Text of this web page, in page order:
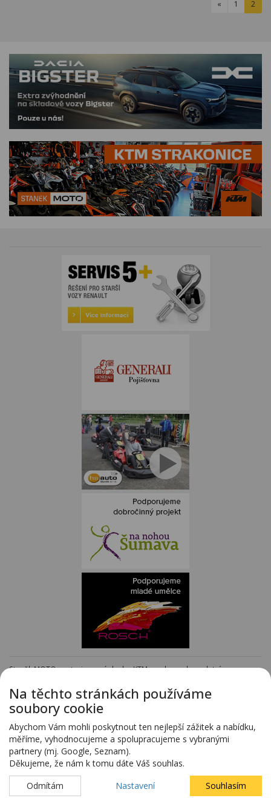
« 1 2
Staněk MOTO - autorizovaný dealer KTM - e-shop s kompletním
Předváděcí vozy - kompletní nabídka na specializovaných stránkách
www.predvadeci-vozy.cz
Vozy 4x4 a vozy SUV - kompletní nabídka na specializovaných stránkách
www.4x4-suv.cz
Firma HS Auto Staněk s.r.o. si vyhrazuje právo změny vyplývající z chyby
zadání.
Na těchto stránkách používáme
soubory cookie
Abychom Vám mohli poskytnout ten nejlepší zážitek a nabídku,
měříme, vyhodnocujeme a spolupracujeme s vybranými
partnery (mj. Google, Seznam).
Děkujeme, že nám k tomu dáte Váš souhlas.
Odmítám
Nastavení Souhlasím